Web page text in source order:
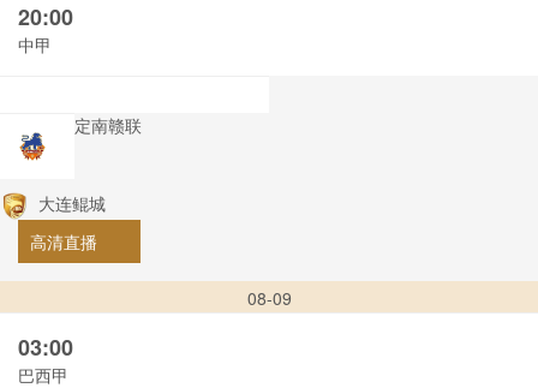
20:00
中甲
定南赣联
大连鲲城
高清直播
08-09
03:00
巴西甲